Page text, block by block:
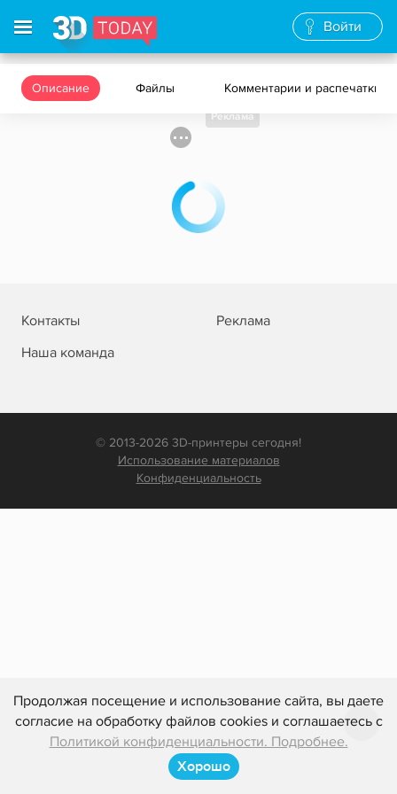
Продолжая посещение и использование сайта, вы даете
согласие на обработку файлов cookies и соглашаетесь с
Политикой конфиденциальности. Подробнее.
Хорошо
Войти
Описание Файлы Комментарии и распечатки
Реклама
Контакты
Реклама
Наша команда
© 2013-2026 3D-принтеры сегодня!
Использование материалов
Конфиденциальность